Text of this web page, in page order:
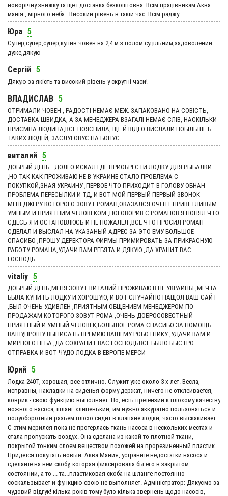
новорічну знижку та ще і доставка безкоштовна. Всім працівникам Аква
манія , мірного неба . Високий рівень в такій час .Всім раджу.
Юра 5
Супер,супер,супер,купив човен на 2,4 м з полом суцільним,задоволений
дуже,дякую
Сергій 5
Дякую за якість та високий рівень у скрутні часи!
ВЛАДИСЛАВ 5
ОТРИМАЛИ ЧОВЕН , РАДОСТІ НЕМАЄ МЕЖ. ЗАПАКОВАНО НА СОВІСТЬ,
ДОСТАВКА ШВИДКА, А ЗА МЕНЕДЖЕРА ВЗАГАЛІ НЕМАЄ СЛІВ, НАСКІЛЬКИ
ПРИЄМНА ЛЮДИНА,ВСЕ ПОЯСНИЛА, ЩЕ Й ВІДЕО ВИСЛАЛИ.ПОБІЛЬШЕ Б
ТАКИХ ЛЮДЕЙ, ЗАСЛУГОВУЄ НА БОНУС
виталий 5
ДОБРЫЙ ДЕНЬ . ДОЛГО ИСКАЛ ГДЕ ПРИОБРЕСТИ ЛОДКУ ДЛЯ РЫБАЛКИ
,НО ТАК КАК ПРОЖИВАЮ НЕ В УКРАИНЕ СТАЛО ПРОБЛЕМА С
ПОКУПКОЙ,ЗНАЯ УКРАИНУ ,ПЕРВОЕ ЧТО ПРИХОДИТ В ГОЛОВУ ОБНАН
ПРОБЛЕМА ПЕРЕСЫЛКИ И ТД, И ВОТ МОЙ ПЕРВЫЙ ПЕРВЫЙ ЗВОНОК
МЕНЕДЖЕРУ КОТОРОГО ЗОВУТ РОМАН,ОКАЗАЛСЯ ОЧЕНТ ПРИВЕТЛИВЫМ
УМНЫМ И ПРИЯТНИМ ЧЕЛОВЕКОМ ,ПОГОВОРИВ С РОМАНОВ Я ПОНЯЛ ЧТО
СДЕСЬ Я И ОСТАНОВЛЮСЬ И НЕ ПОЖАЛЕЛ ,ВСЕ ЧТО ПРОСИЛ РОМАН
СДЕЛАЛ И ВЫСЛАЛ НА УКАЗАНЫЙ АДРЕС ЗА ЭТО ЕМУ БОЛЬШОЕ
СПАСИБО ,ПРОШУ ДЕРЕКТОРА ФИРМЫ ПРИМИРОВАТЬ ЗА ПРИКРАСНУЮ
РАБОТУ РОМАНА,УДАЧИ ВАМ РЕБЯТА И ДЯКУЮ ,ДА ХРАНИТ ВАС
ГОСПОДЬ
vitaliy 5
ДОБРЫЙ ДЕНЬ,МЕНЯ ЗОВУТ ВИТАЛИЙ ПРОЖИВАЮ В НЕ УКРАИНЫ ,МЕЧТА
БЫЛА КУПИТЬ ЛОДКУ И ХОРОШУЮ, И ВОТ СЛУЧАЙНО НАЩОЛ ВАШ САЙТ
,БЫЛ ОЧЕНЬ УДИВЛЕН ,ПРИЯТНЫМ ОБЩЕНИЕМ МЕНЕДЖЕРОМ ПО
ПРОДАЖАМ КОТОРОГО ЗОВУТ РОМА ,ОЧЕНЬ ДОБРОСОВЕСТНЫЙ
ПРИЯТНЫЙ И УМНЫЙ ЧЕЛОВЕК,БОЛЬШОЕ РОМА СПАСИБО ЗА ПОМОЩЬ
ВАШУ,ПРОШУ ВЫПИСАТЬ ПРЕМИЮ ВАШЕМУ РОБОТНИКУ ,УДАЧИ ВАМ И
МИРНОГО НЕБА ,ДА СОХРАНИТ ВАС ГОСПОДЬВСЕ БЫЛО БЫСТРО
ОТПРАВКА И ВОТ ЧУДО ЛОДКА В ЕВРОПЕ МЕРСИ
Юрий 5
Лодка 240Т, хорошая, все отлично. Служит уже около 3-х лет. Весла,
исправны, накладки на сиденья форму держат, ничего не отклеивается,
коврик - свою функцию выполняет. Но, есть претензии к плохому качеству
ножного насоса, шланг хлипенький, им нужно аккуратно пользоваться и
полуоборотный разьём плохо сидит в клапане лодки, часто выскакивает.
С этим мерился пока не протерлась ткань насоса в нескольких местах и
стала пропускать воздух. Она сделана из какой-то плотной ткани,
покрытой тонким слоем веществом похожей на прорезиненный пластик.
Придется покупать новый. Аква Мания, устраните недостатки насоса и
сделайте на нем скобу, которая фиксировала бы его в закрытом
состоянии, а то ... та...пластиковая скоба на шланге постоянно
соскальзывает и функцию свою не выполняет. Адмiнiстратор: Дякуємо за
чудовий вiдгук! кілька років тому було кілька звернень щодо насосів,